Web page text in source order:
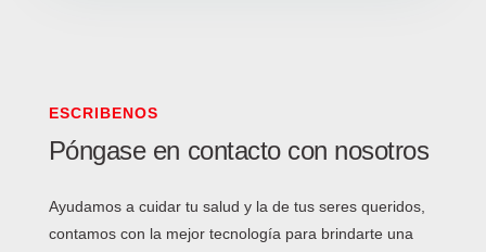
ESCRIBENOS
Póngase en contacto con nosotros
Ayudamos a cuidar tu salud y la de tus seres queridos,
contamos con la mejor tecnología para brindarte una